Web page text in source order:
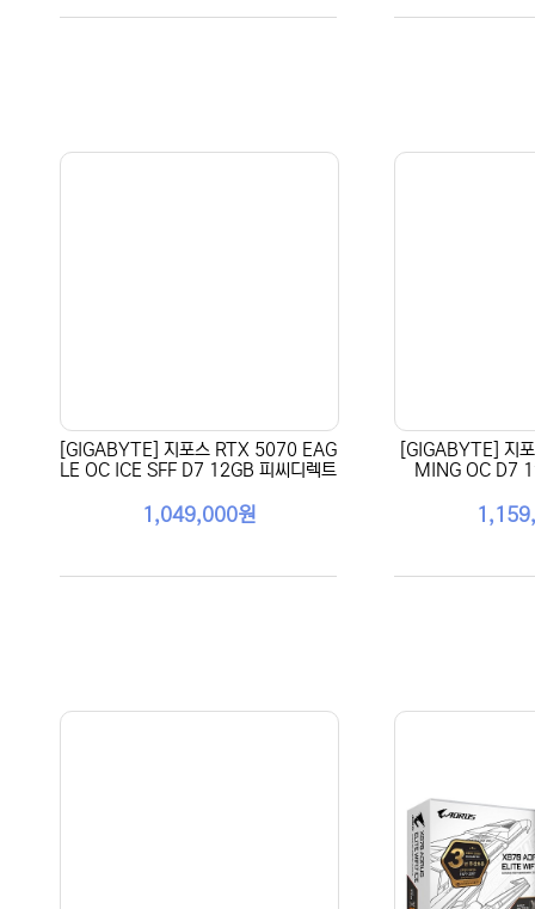
[GIGABYTE] 지포스 RTX 5070 EAG
LE OC ICE SFF D7 12GB 피씨디렉트
1,049,000원
[GIGABYTE] 지
MING OC D7